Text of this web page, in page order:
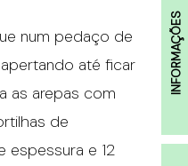
INFORMAÇÕES
num pedaço de
até ficar
as arepas com
de
espessura e 12